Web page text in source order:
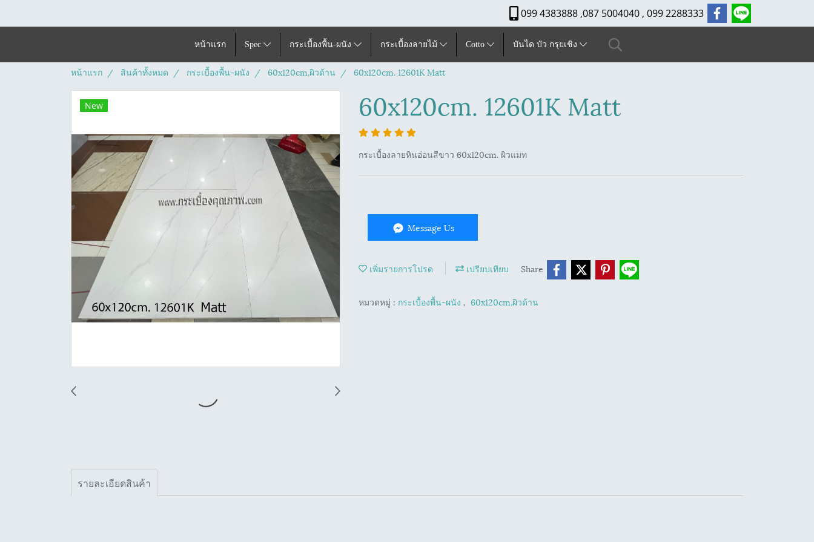
099 4383888 ,087 5004040 , 099 2288333
หน้าแรก Spec กระเบื้องพื้น-ผนัง กระเบื้องลายไม้ Cotto บันได บัว กรุยเชิง
หน้าแรก สินค้าทั้งหมด กระเบื้องพื้น-ผนัง 60x120cm.ผิวด้าน 60x120cm. 12601K Matt
New 60x120cm. 12601K Matt
กระเบื้องลายหินอ่อนสีขาว 60x120cm. ผิวแมท
Message Us
เพิ่มรายการโปรด เปรียบเทียบ Share
หมวดหมู่ : กระเบื้องพื้น-ผนัง , 60x120cm.ผิวด้าน
รายละเอียดสินค้า